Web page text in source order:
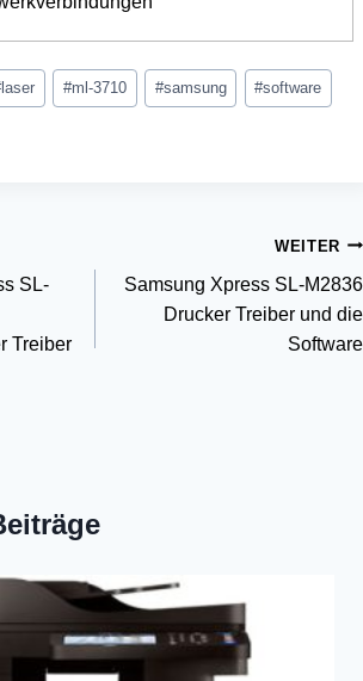
laser #ml-3710 #samsung #software
SL-
Treiber
WEITER
Samsung Xpress SL-M2836
Drucker Treiber und die
Software